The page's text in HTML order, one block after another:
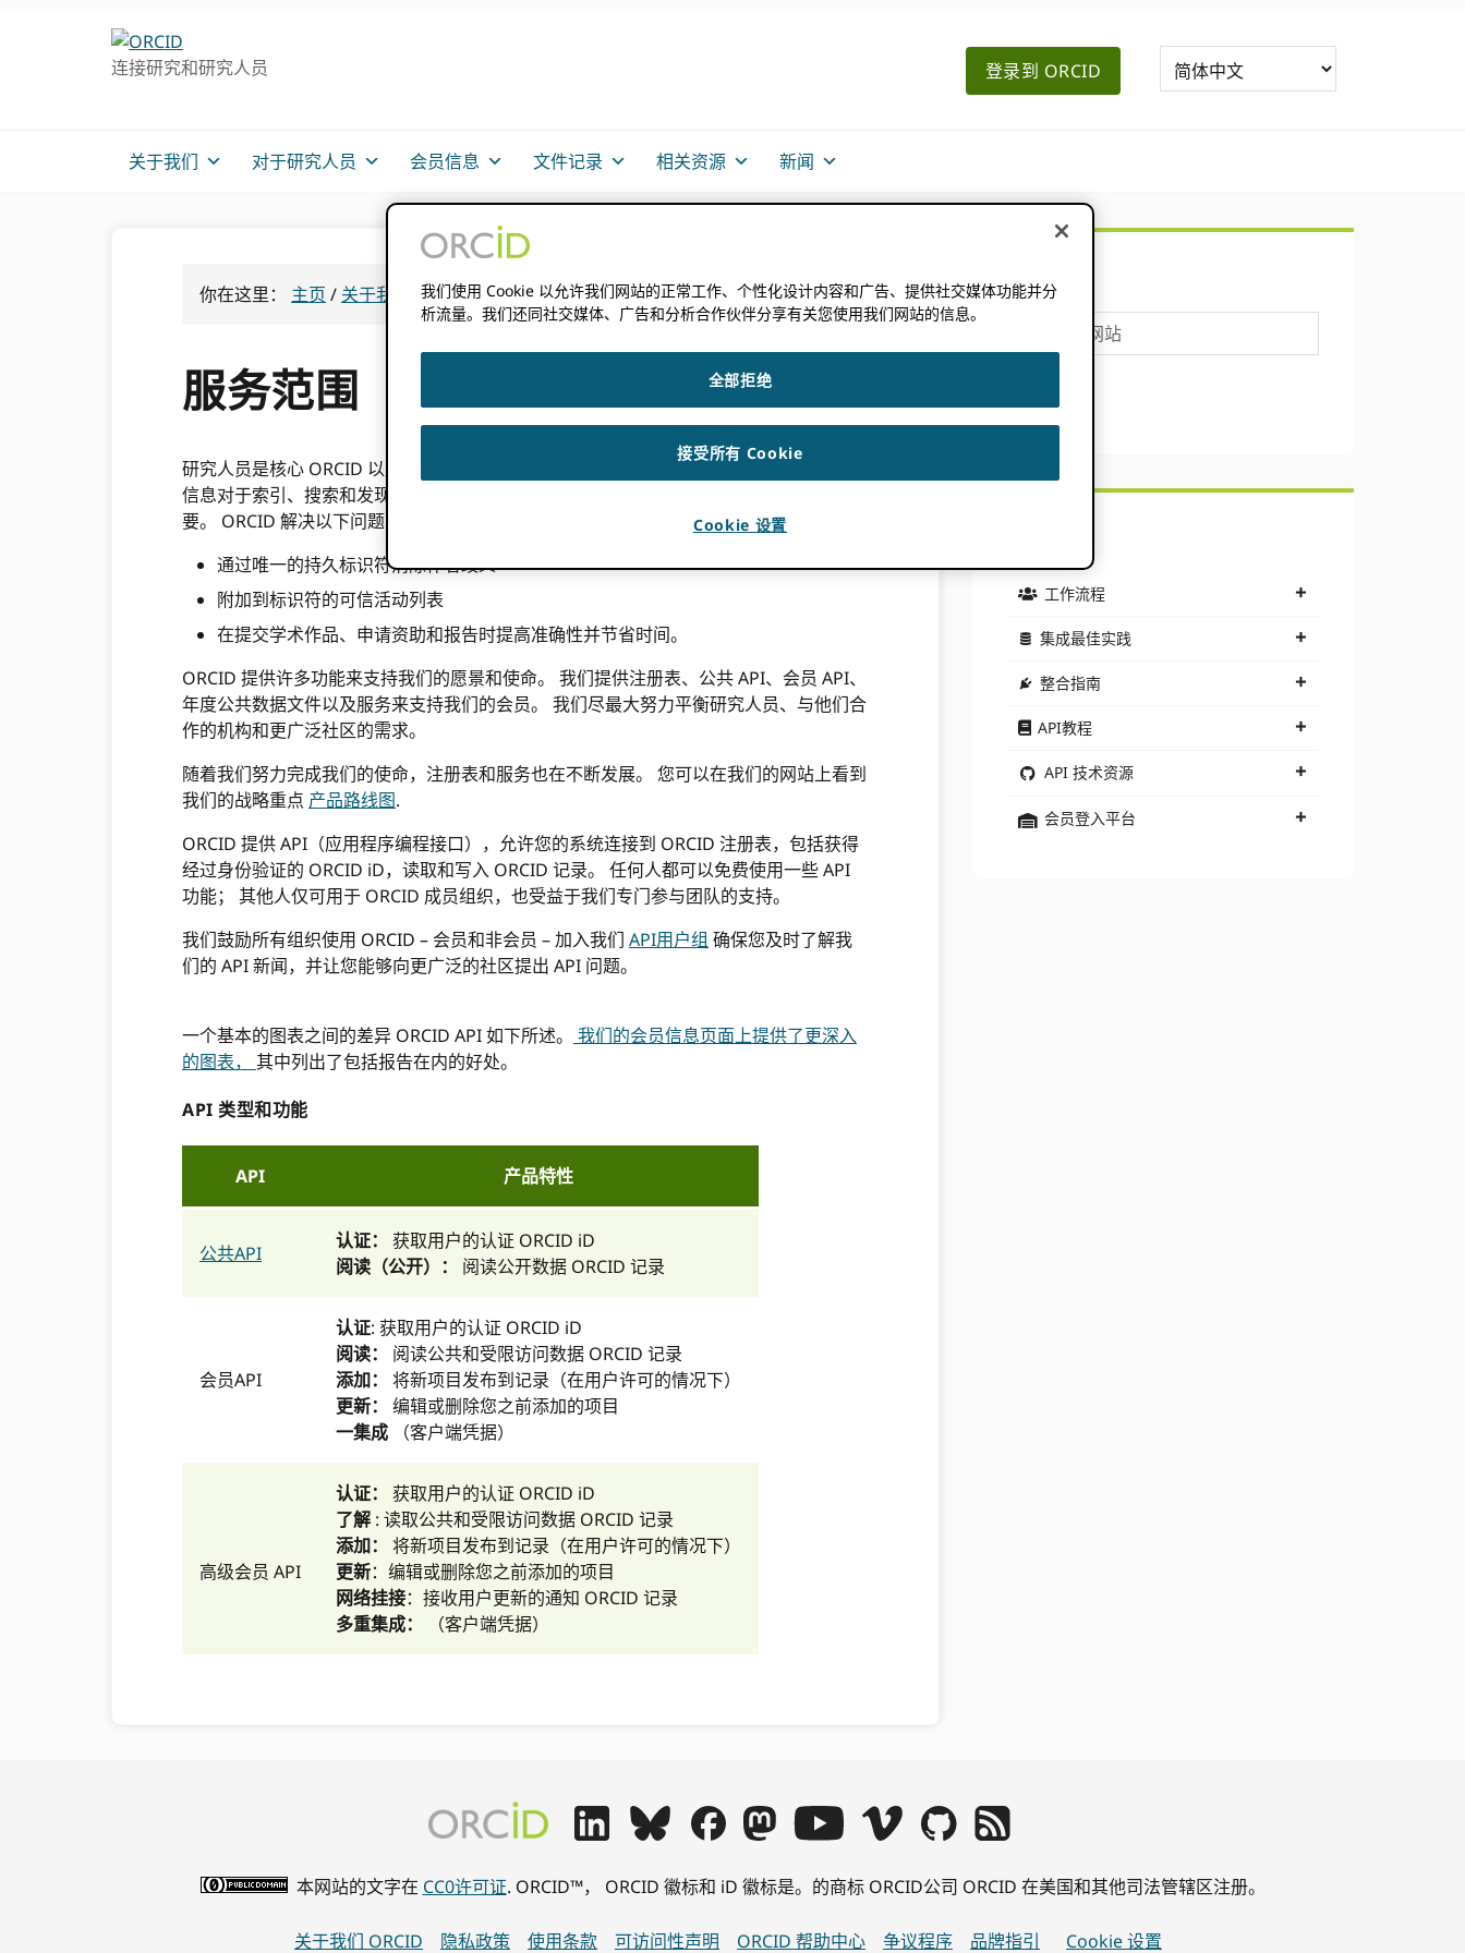
连接研究和研究人员 登录到 ORCID
关于我们 对于研究人员 会员信息 文件记录 相关资源 新闻
你在这里： 主页 / 关于我们 ORCID/ 服务范围
服务范围
研究人员是核心 ORCID 以及学术和研究出版商所做的一切的中心。 准确的作者和审稿人
信息对于索引、搜索和发现、出版物跟踪、资金和资源使用归属以及支持同行评审至关重
要。 ORCID 解决以下问题：
通过唯一的持久标识符消除作者歧义
附加到标识符的可信活动列表
在提交学术作品、申请资助和报告时提高准确性并节省时间。
ORCID 提供许多功能来支持我们的愿景和使命。 我们提供注册表、公共 API、会员 API、
年度公共数据文件以及服务来支持我们的会员。 我们尽最大努力平衡研究人员、与他们合
作的机构和更广泛社区的需求。
随着我们努力完成我们的使命，注册表和服务也在不断发展。 您可以在我们的网站上看到
我们的战略重点 产品路线图.
ORCID 提供 API（应用程序编程接口），允许您的系统连接到 ORCID 注册表，包括获得
经过身份验证的 ORCID iD，读取和写入 ORCID 记录。 任何人都可以免费使用一些 API
功能； 其他人仅可用于 ORCID 成员组织，也受益于我们专门参与团队的支持。
我们鼓励所有组织使用 ORCID – 会员和非会员 – 加入我们 API用户组 确保您及时了解我
们的 API 新闻，并让您能够向更广泛的社区提出 API 问题。
一个基本的图表之间的差异 ORCID API 如下所述。
我们的会员信息页面上提供了更深入
的图表， 其中列出了包括报告在内的好处。
API 类型和功能
API 产品特性
公共API
认证：
获取用户的认证 ORCID iD
阅读（公开）： 阅读公开数据 ORCID 记录
会员API
认证: 获取用户的认证 ORCID iD
阅读：
阅读公共和受限访问数据 ORCID 记录
添加：
将新项目发布到记录（在用户许可的情况下）
更新：
编辑或删除您之前添加的项目
一集成 （客户端凭据）
高级会员 API
认证：
获取用户的认证 ORCID iD
了解 : 读取公共和受限访问数据 ORCID 记录
添加：
将新项目发布到记录（在用户许可的情况下）
更新：编辑或删除您之前添加的项目
网络挂接：接收用户更新的通知 ORCID 记录
多重集成：
（客户端凭据）
要
侧索
个
网
工作流程
集成最佳实践
整合指南
API教程
API 技术资源
会员登入平台
本网站的文字在 CC0许可证. ORCID™， ORCID 徽标和 iD 徽标是。的商标 ORCID公司 ORCID 在美国和其他司法管辖区注册。
关于我们 ORCID 隐私政策 使用条款 可访问性声明 ORCID 帮助中心 争议程序 品牌指引 Cookie 设置
我们使用 Cookie 以允许我们网站的正常工作、个性化设计内容和广告、提供社交媒体功能并分
析流量。我们还同社交媒体、广告和分析合作伙伴分享有关您使用我们网站的信息。
全部拒绝
接受所有 Cookie
Cookie 设置